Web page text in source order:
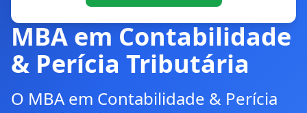
MBA em Contabilidade
& Perícia Tributária
O MBA em Contabilidade & Perícia